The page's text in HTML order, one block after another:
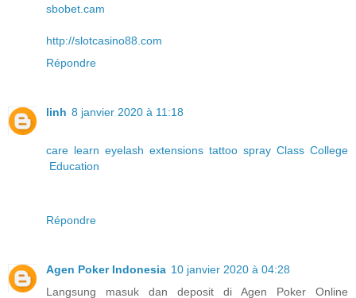
sbobet.cam
http://slotcasino88.com
Répondre
linh 8 janvier 2020 à 11:18
care learn eyelash extensions tattoo spray Class College
Education
Répondre
Agen Poker Indonesia 10 janvier 2020 à 04:28
Langsung masuk dan deposit di Agen Poker Online